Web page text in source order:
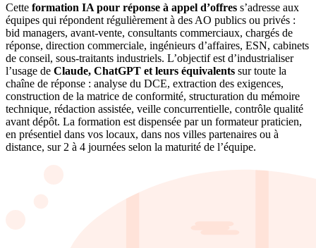
Cette formation IA pour réponse à appel d’offres s’adresse aux
équipes qui répondent régulièrement à des AO publics ou privés :
bid managers, avant-vente, consultants commerciaux, chargés de
réponse, direction commerciale, ingénieurs d’affaires, ESN, cabinets
de conseil, sous-traitants industriels. L’objectif est d’industrialiser
l’usage de Claude, ChatGPT et leurs équivalents sur toute la
chaîne de réponse : analyse du DCE, extraction des exigences,
construction de la matrice de conformité, structuration du mémoire
technique, rédaction assistée, veille concurrentielle, contrôle qualité
avant dépôt. La formation est dispensée par un formateur praticien,
en présentiel dans vos locaux, dans nos villes partenaires ou à
distance, sur 2 à 4 journées selon la maturité de l’équipe.